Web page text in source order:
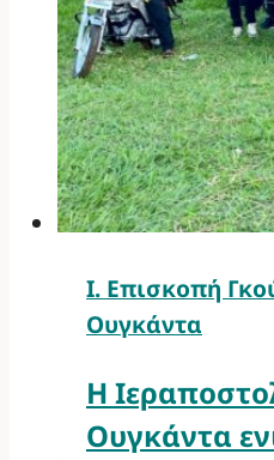
Ι. Επισκοπή
Ουγκάντα
Η
Ουγκάντα